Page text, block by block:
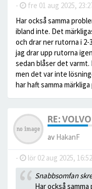
- fre 01 aug 2025,
Har också samma
ibland inte. Det
och drar ner rutorna i 2-
jag drar upp rutorna
sedan blåser det
men det var inte
har haft samma märkliga
RE:
av HakanF
- lör 02 aug 2025, 16:52
Snabbsomfan
Har också